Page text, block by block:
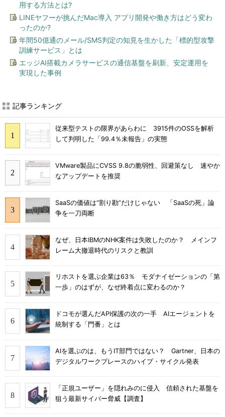
用する方法とは?
LINEヤフーが挑んだMac導入 アプリ開発や働き方はどう変わ
ったのか?
年間50億通のメール/SMS判定の知見を生かした「標的型攻撃
訓練サービス」とは
エッジAI搭載カメラサービスの通信基盤を刷新、安定運用を
実現した事例
記事ランキング
従来型テストの限界があらわに 3915件のOSSを解析
して判明した「99.4％未報告」の実態
VMware製品にCVSS 9.8の脆弱性、回避策なし 速やか
なアップデートを推奨
SaaSの価値は“割り勘”だけじゃない 「SaaSの死」論
争を一刀両断
なぜ、日本IBMのNHK案件は失敗したのか？ メインフ
レーム大撤退時代のリスクと教訓
リホストを選ぶ企業は63％ モダナイゼーションの「第
一歩」のはずが、なぜ終着点に変わるのか？
ドコモが選んだAPI保護の次の一手 AIエージェントを
統制する「門番」とは
AIを選ぶのは、もうIT部門ではない？ Gartner、日本の
デジタルワークプレースのハイプ・サイクル発表
「正規ユーザー」を隠れみのに侵入 信頼された基盤を
狙う最新サイバー脅威【調査】